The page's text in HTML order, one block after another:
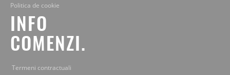
Politica de cookie
INFO
COMENZI.
Termeni contractuali